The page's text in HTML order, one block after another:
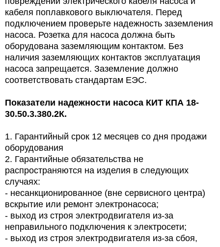
кабеля поплавкового выключателя. Перед
подключением проверьте надежность заземления
насоса. Розетка для насоса должна быть
оборудована заземляющим контактом. Без
наличия заземляющих контактов эксплуатация
насоса запрещается. Заземление должно
соответствовать стандартам ЕЭС.
Показатели надежности насоса КИТ КПА 18-
30.50.3.380.2К.
1. Гарантийный срок 12 месяцев со дня продажи
оборудования
2. Гарантийные обязательства не
распространяются на изделия в следующих
случаях:
- несанкционированное (вне сервисного центра)
вскрытие или ремонт электронасоса;
- выход из строя электродвигателя из-за
неправильного подключения к электросети;
- выход из строя электродвигателя из-за сбоя,